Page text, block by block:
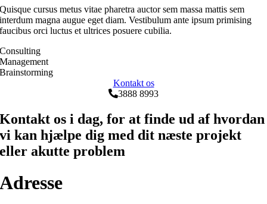
Quisque cursus metus vitae pharetra auctor sem massa mattis sem
interdum magna augue eget diam. Vestibulum ante ipsum primising
faucibus orci luctus et ultrices posuere cubilia.
Consulting
Management
Brainstorming
Kontakt os
3888 8993
Kontakt os i dag, for at finde ud af hvordan
vi kan hjælpe dig med dit næste projekt
eller akutte problem
Adresse